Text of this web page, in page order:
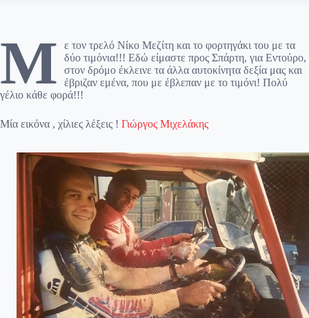
Μ
ε τον τρελό Νίκο Μεζίτη και το φορτηγάκι του με τα
δύο τιμόνια!!! Εδώ είμαστε προς Σπάρτη, για Εντούρο,
στον δρόμο έκλεινε τα άλλα αυτοκίνητα δεξία μας και
έβριζαν εμένα, που με έβλεπαν με το τιμόνι! Πολύ
γέλιο κάθε φορά!!!
Μία εικόνα , χίλιες λέξεις ! Γιώργος Μιχελάκης